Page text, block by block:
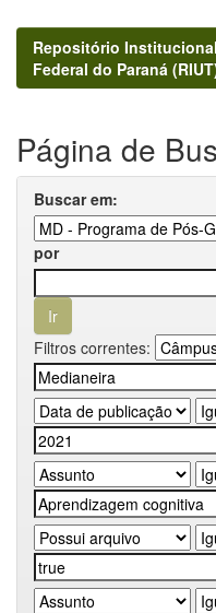
Repositório
Federal do Paraná
Página de
Buscar em:
por
Filtros correntes: